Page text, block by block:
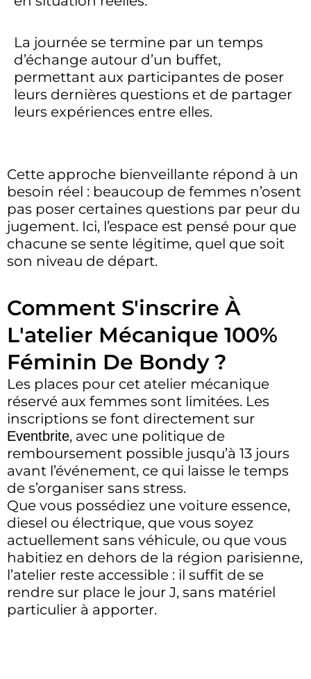
La journée se termine par un temps
d’échange autour d’un buffet,
permettant aux participantes de poser
leurs dernières questions et de partager
leurs expériences entre elles.
Cette approche bienveillante répond à un
besoin réel : beaucoup de femmes n’osent
pas poser certaines questions par peur du
jugement. Ici, l’espace est pensé pour que
chacune se sente légitime, quel que soit
son niveau de départ.
Comment S'inscrire À
L'atelier Mécanique 100%
Féminin De Bondy ?
Les places pour cet atelier mécanique
réservé aux femmes sont limitées. Les
inscriptions se font directement sur
Eventbrite, avec une politique de
remboursement possible jusqu’à 13 jours
avant l’événement, ce qui laisse le temps
de s’organiser sans stress.
Que vous possédiez une voiture essence,
diesel ou électrique, que vous soyez
actuellement sans véhicule, ou que vous
habitiez en dehors de la région parisienne,
l’atelier reste accessible : il suffit de se
rendre sur place le jour J, sans matériel
particulier à apporter.